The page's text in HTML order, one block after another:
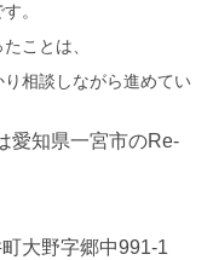
。
ことは、
相談しながら進めてい
愛知県一宮市のRe-
大野字郷中991-1